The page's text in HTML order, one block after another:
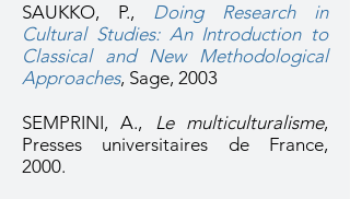
SAUKKO, P., Doing Research in
Cultural Studies: An Introduction to
Classical and New Methodological
Approaches, Sage, 2003
SEMPRINI, A., Le multiculturalisme,
Presses universitaires de France,
2000.